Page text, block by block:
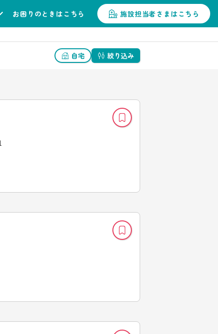
お困りのときはこちら 施設担当者さまはこちら
自宅 絞り込み